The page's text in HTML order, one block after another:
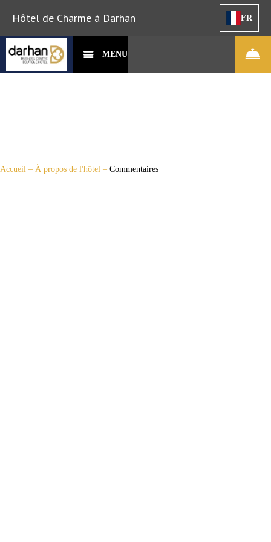
Hôtel de Charme à Darhan FR
MENU
Accueil – À propos de l'hôtel – Commentaires